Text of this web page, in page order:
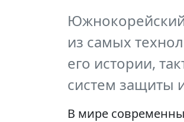
из самых
его истории,
систем защиты
В мире